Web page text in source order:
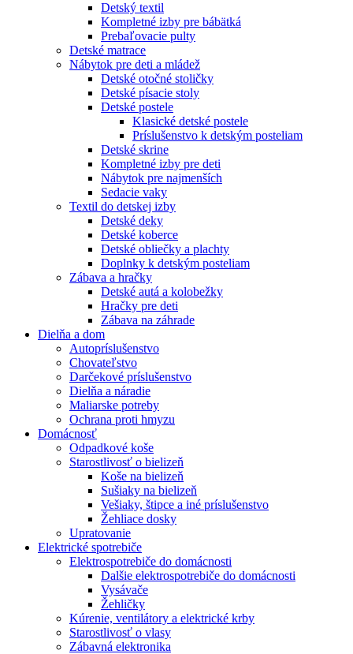
Detský textil
Kompletné izby pre bábätká
Prebaľovacie pulty
Detské matrace
Nábytok pre deti a mládež
Detské otočné stoličky
Detské písacie stoly
Detské postele
Klasické detské postele
Príslušenstvo k detským posteliam
Detské skrine
Kompletné izby pre deti
Nábytok pre najmenších
Sedacie vaky
Textil do detskej izby
Detské deky
Detské koberce
Detské obliečky a plachty
Doplnky k detským posteliam
Zábava a hračky
Detské autá a kolobežky
Hračky pre deti
Zábava na záhrade
Dielňa a dom
Autopríslušenstvo
Chovateľstvo
Darčekové príslušenstvo
Dielňa a náradie
Maliarske potreby
Ochrana proti hmyzu
Domácnosť
Odpadkové koše
Starostlivosť o bielizeň
Koše na bielizeň
Sušiaky na bielizeň
Vešiaky, štipce a iné príslušenstvo
Žehliace dosky
Upratovanie
Elektrické spotrebiče
Elektrospotrebiče do domácnosti
Dalšie elektrospotrebiče do domácnosti
Vysávače
Žehličky
Kúrenie, ventilátory a elektrické krby
Starostlivosť o vlasy
Zábavná elektronika